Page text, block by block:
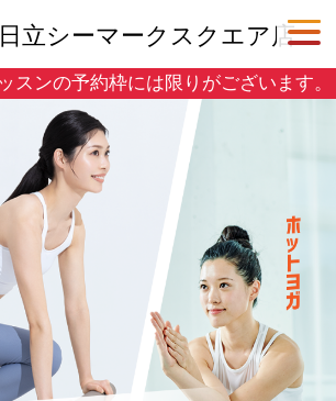
立シーマークスクエア店
スンの予約枠には限りがございます。